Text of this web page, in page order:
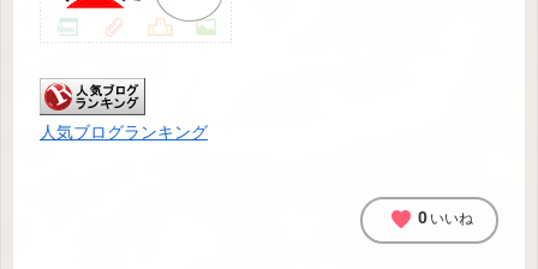
人気ブログランキング
favorite 0 いいね